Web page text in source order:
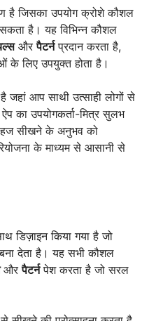
है जिसका उपयोग क्रोशे कौशल
है। यह विभिन्न कौशल
औरपैटर्नप्रदान करता है,
के लिए उपयुक्त होता है।
जहां आप साथी उत्साही लोगों से
उपयोगकर्ता-मित्र सुलभ
सीखने के अनुभव को
के माध्यम से आसानी से
डिज़ाइन किया गया है जो
देता है। यह सभी कौशल
औरपैटर्नपेश करता है जो सरल